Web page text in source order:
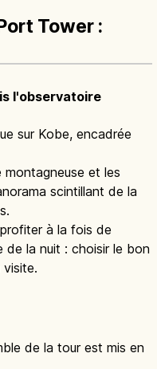
Tower :
l'observatoire
sur Kobe, encadrée
montagneuse et les
scintillant de la
à la fois de
de la nuit : choisir le bon
de la tour est mis en